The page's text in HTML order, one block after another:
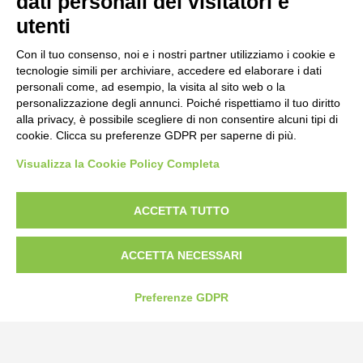
Tel:0172-478161
Fax: 0172-487399
info@bogliano.it
Privacy Policy
Modifica preferenze cookie
utenti
Con il tuo consenso, noi e i nostri partner utilizziamo i cookie e
tecnologie simili per archiviare, accedere ed elaborare i dati
personali come, ad esempio, la visita al sito web o la
personalizzazione degli annunci. Poiché rispettiamo il tuo diritto
alla privacy, è possibile scegliere di non consentire alcuni tipi di
cookie. Clicca su preferenze GDPR per saperne di più.
Visualizza la Cookie Policy Completa
ACCETTA TUTTO
ACCETTA NECESSARI
Preferenze GDPR